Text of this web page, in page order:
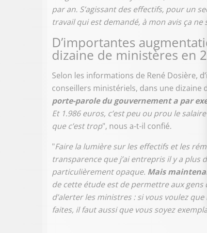
par an. S’agissant des effectifs, pour un
travail qui est demandé, à mon avis ça ne
D’importantes
dizaine de ministères en
Selon les informations de René Dosière,
conseillers ministériels, dans une dizaine
porte-parole du gouvernement a par
Et 1.986 euros, c’est peu ou prou le
que c’est trop", nous a-t-il confié.
"Faire la lumière sur les effectifs et les
transparence que j’ai entrepris il y a plus
particulièrement opaque. Mais
de cette étude est de permettre aux gens
d’alerter les ministres : si vous voulez
faites, il faut aussi que vous soyez